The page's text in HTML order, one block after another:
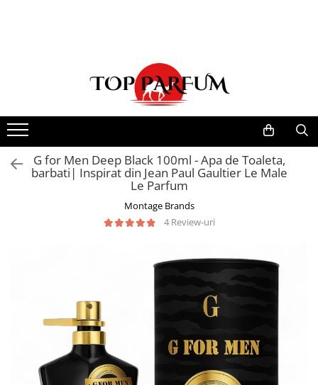
Pachete FEMEI
Pachete BARBATI
Pachete EL si EA
Parfumuri Femei
Parfumuri Condimentate
Parfumuri Dulci
Parfumuri Exotice
Parfumuri Fresh
G for Men Deep Black 100ml - Apa de Toaleta,
barbati| Inspirat din Jean Paul Gaultier Le Male
Le Parfum
Montage Brands
4 Review-uri